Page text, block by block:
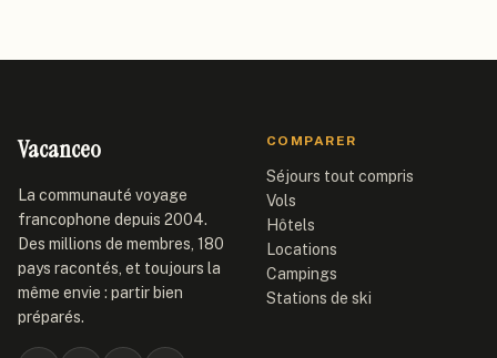
Vacanceo
La communauté voyage
francophone depuis 2004.
Des millions de membres, 180
pays racontés, et toujours la
même envie : partir bien
préparés.
COMPARER
Séjours tout compris
Vols
Hôtels
Locations
Campings
Stations de ski